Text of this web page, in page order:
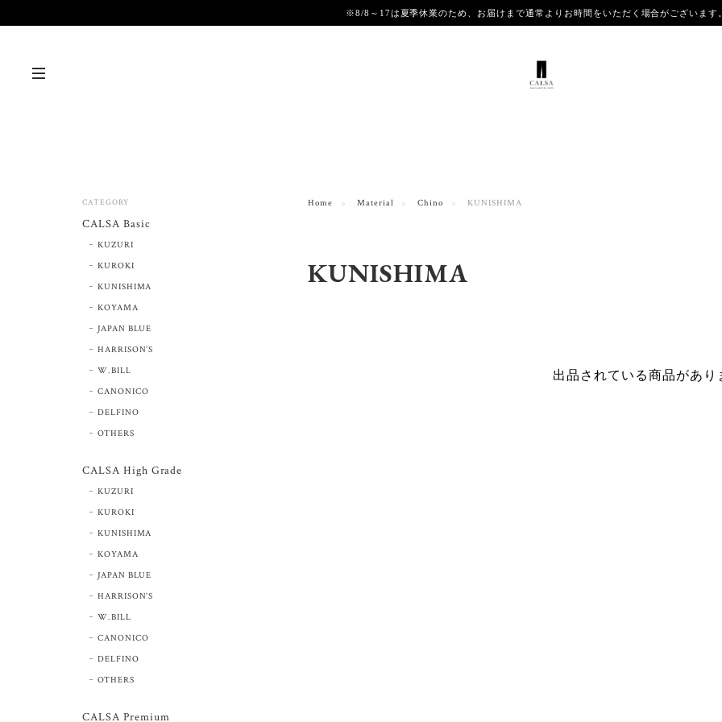
※8/8～17は夏季休業のため、お届けまで通常よりお時間をいただく場合がございま
Home Material Chino KUNISHIMA
KUNISHIMA
出品されている商品があり
CATEGORY
CALSA Basic
KUZURI
KUROKI
KUNISHIMA
KOYAMA
JAPAN BLUE
HARRISON’S
W.BILL
CANONICO
DELFINO
OTHERS
CALSA High Grade
KUZURI
KUROKI
KUNISHIMA
KOYAMA
JAPAN BLUE
HARRISON’S
W.BILL
CANONICO
DELFINO
OTHERS
CALSA Premium